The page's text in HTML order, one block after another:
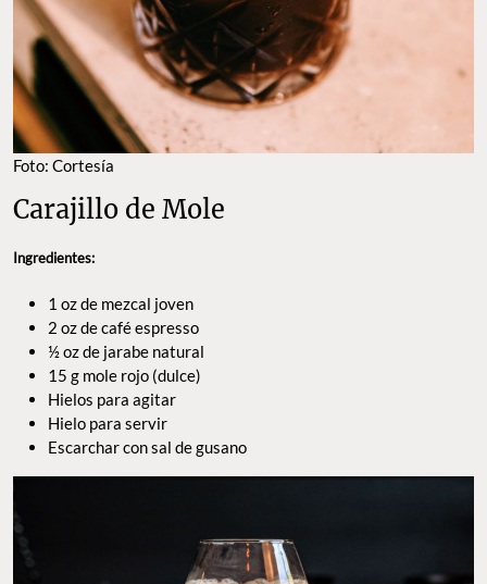
Foto: Cortesía
Carajillo de Mole
Ingredientes:
1 oz de mezcal joven
2 oz de café espresso
½ oz de jarabe natural
15 g mole rojo (dulce)
Hielos para agitar
Hielo para servir
Escarchar con sal de gusano